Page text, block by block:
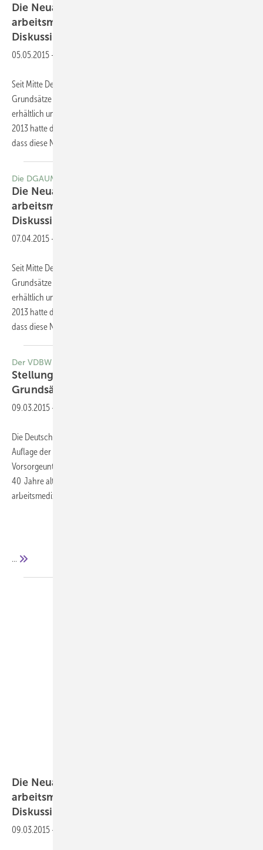
Die Neuauflage der “DGUV Grundsätze für
arbeitsmedizinische Untersuchungen“ in der
Diskussion
05.05.2015 -
Seit Mitte Dezember 2014 ist die Neuauflage (6. Auflage) der „DGUV
Grundsätze für arbeitsmedizinische Untersuchungen“ im Buchhandel
erhältlich und sorgt zunehmend für Gesprächsstoff. Bereits im Jahr
2013 hatte die DGAUM sich u. a. auch mit dem VDBW dafür eingesetzt,
dass diese Neuauflage...
Die DGAUM informiert
Die Neuauflage der “DGUV Grundsätze für
arbeitsmedizinische Untersuchungen“ in der
Diskussion
07.04.2015 -
Seit Mitte Dezember 2014 ist die Neuauflage (6. Auflage) der „DGUV
Grundsätze für arbeitsmedizinische Untersuchungen“ im Buchhandel
erhältlich und sorgt zunehmend für Gesprächsstoff. Bereits im Jahr
2013 hatte die DGAUM sich u. a. auch mit dem VDBW dafür eingesetzt,
dass diese Neuauflage...
Der VDBW informiert
Stellungnahme zur Neuauflage der DGUV
Grundsätze für arbeitsmedizinische
09.03.2015 -
Die Deutsche Gesetzliche Unfallversicherung (DGUV) hat die sechste
Auflage der sog. Grundsätze für die arbeitsmedizinischen
Vorsorgeuntersuchungen veröffentlicht. Da-durch führt sie ein über
40 Jahre altes Konzept zur Standardisierung von
arbeitsmedizinischen Vorsorgeuntersuchung fort.
...
Die Neuauflage der “DGUV Grundsätze für
arbeitsmedizinische Untersuchungen“ in der
Diskussion
09.03.2015 -